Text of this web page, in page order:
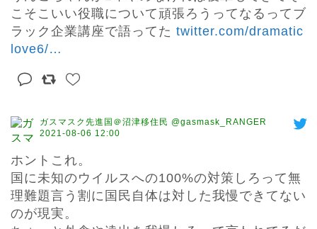
こそこいい役職について頑張ろうってなるってブ
ラック企業講座で語ってた twitter.com/dramatic
love6/…
ガスマスク先進国＠沼津移住民 @gasmask_RANGER
2021-08-06 12:00
ホントこれ。
国に未知のウイルスへの100%の対策しろって無
理難題言う割に国民自体は対した我慢できてない
のが現実。